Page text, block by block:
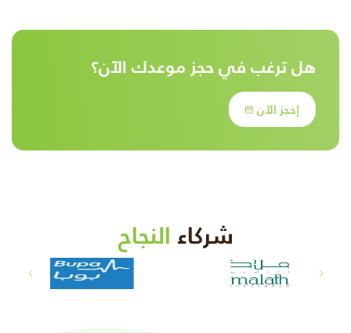
هل ترغب في حجز موعدك الآن؟
إحجز الآن
شركاء النجاح